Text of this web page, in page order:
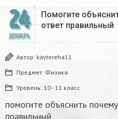
24
ДЕКАБРЬ
Помогите
ответ правильный
Автор: kaytereha11
Предмет: Физика
Уровень: 10 - 11 класс
помогите объяснить
правильный